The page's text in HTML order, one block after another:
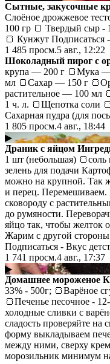
​Сытные, закусочные
Слоёное дрожжевое
100 гр 🍞 Твердый сыр -
🍞 Кунжут Подписаться
1 485 просм.5 авг., 12:22
Шоколадный пирог с
крупа — 200 г 🍞Мука
мл 🍞Сахар — 150 г
растительное — 100 мл
1 ч. л. 🍞Щепотка соли
Сахарная пудра (для
1 805 просм.4 авг., 18:44
▶
Драник с яйцом
1 шт (небольшая)
зелень для подачи
можно на крупной. Так
и перец. Перемешиваем.
сковороду с
до румяности.
яйцо так, чтобы желток
Жарим с другой
Подписаться - Вкус
1 741 просм.4 авг., 17:37
▶
Домашнее мороженое
33% - 500г; 🍞Варёное
🍞Печенье песочное -
холодные сливки с
сладость проверяйте на
форму выкладываем
между ними, сверху
морозильник минимум